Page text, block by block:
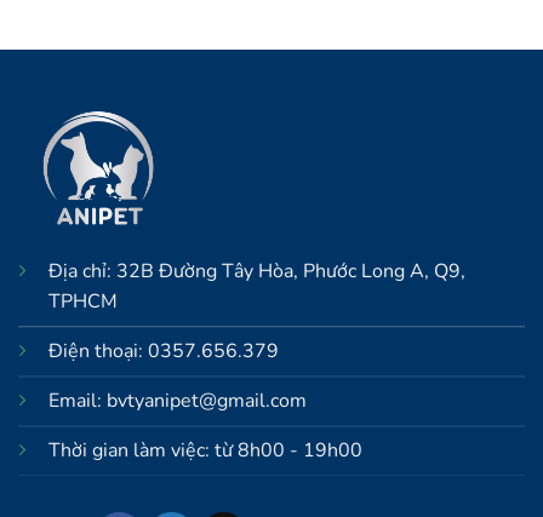
Địa chỉ: 32B Đường Tây Hòa, Phước Long A, Q9,
TPHCM
Điện thoại: 0357.656.379
Email: bvtyanipet@gmail.com
Thời gian làm việc: từ 8h00 - 19h00